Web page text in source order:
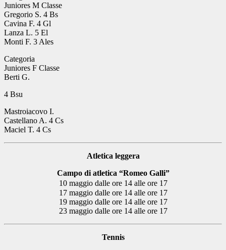
Juniores M Classe
Gregorio S. 4 Bs
Cavina F. 4 Gl
Lanza L. 5 El
Monti F. 3 Ales
Categoria
Juniores F Classe
Berti G.
4 Bsu
Mastroiacovo I.
Castellano A. 4 Cs
Maciel T. 4 Cs
Atletica leggera
Campo di atletica “Romeo Galli”
10 maggio dalle ore 14 alle ore 17
17 maggio dalle ore 14 alle ore 17
19 maggio dalle ore 14 alle ore 17
23 maggio dalle ore 14 alle ore 17
Tennis